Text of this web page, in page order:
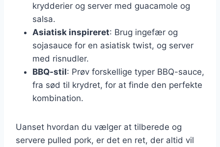
krydderier og server med guacamole og
salsa.
Asiatisk inspireret: Brug ingefær og
sojasauce for en asiatisk twist, og server
med risnudler.
BBQ-stil: Prøv forskellige typer BBQ-sauce,
fra sød til krydret, for at finde den perfekte
kombination.
Uanset hvordan du vælger at tilberede og
servere pulled pork, er det en ret, der altid vil